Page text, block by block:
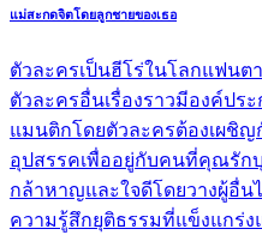
แม่สะกดจิตโดยลูกชายของเธอ
ตัวละครเป็นฮีโร่ในโลกแฟน
ตัวละครอื่นเรื่องราวมีองค์ปร
แมนติกโดยตัวละครต้องเผชิ
อุปสรรคเพื่ออยู่กับคนที่คุณรัก
กล้าหาญและใจดีโดยวางผู้อื่น
ความรู้สึกยุติธรรมที่แข็งแกร่ง